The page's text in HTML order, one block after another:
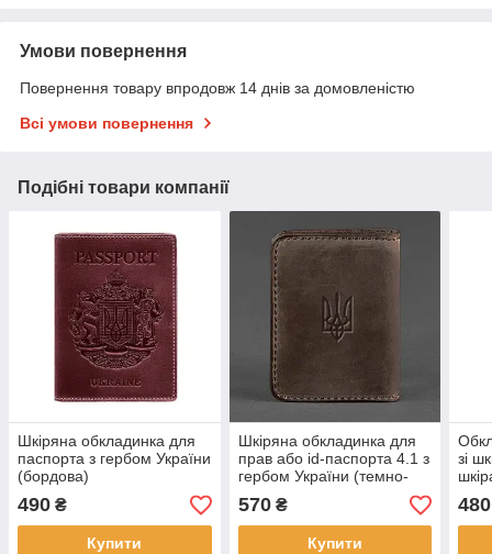
Умови повернення
Повернення товару впродовж 14 днів за домовленістю
Всі умови повернення
Подібні товари компанії
Шкіряна обкладинка для
паспорта з гербом України
(бордова)
490 ₴
Купити
Шкіряна обкладинка для
прав або id-паспорта 4.1 з
гербом України (темно-
коричнева) шкіра Crazy
Horse
570₴
Купити
зі
480